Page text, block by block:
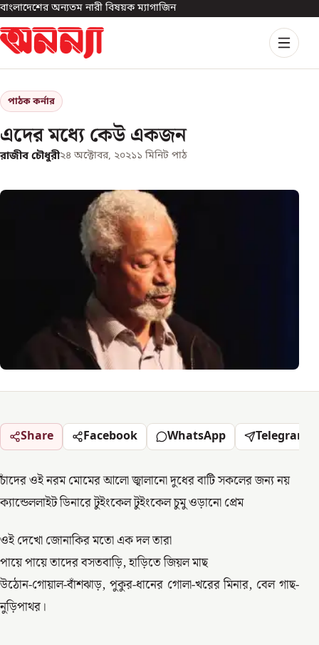
বাংলাদেশের অন্যতম নারী বিষয়ক ম্যাগাজিন
পাঠক কর্নার
এদের মধ্যে কেউ একজন
রাজীব চৌধুরী২৪ অক্টোবর, ২০২১১ মিনিট পাঠ
Share Facebook WhatsApp Telegram
চাঁদের ওই নরম মোমের আলো জ্বালানো দুধের বাটি সকলের জন্য নয়
ক্যান্ডেললাইট ডিনারে টুইংকেল টুইংকেল চুমু ওড়ানো প্রেম
ওই দেখো জোনাকির মতো এক দল তারা
পায়ে পায়ে তাদের বসতবাড়ি, হাড়িতে জিয়ল মাছ
উঠোন-গোয়াল-বাঁশঝাড়, পুকুর-ধানের গোলা-খরের মিনার, বেল গাছ-
নুড়িপাথর।